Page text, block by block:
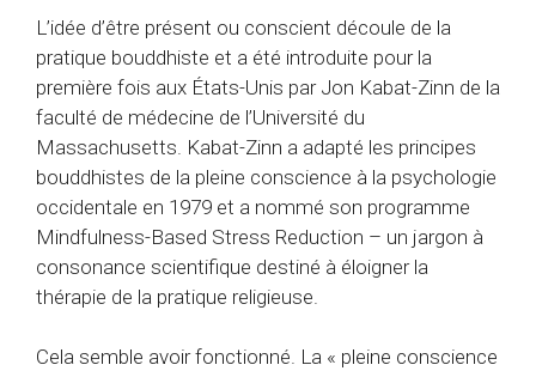
L’idée d’être présent ou conscient découle de la
pratique bouddhiste et a été introduite pour la
première fois aux États-Unis par Jon Kabat-Zinn de la
faculté de médecine de l’Université du
Massachusetts. Kabat-Zinn a adapté les principes
bouddhistes de la pleine conscience à la psychologie
occidentale en 1979 et a nommé son programme
Mindfulness-Based Stress Reduction – un jargon à
consonance scientifique destiné à éloigner la
thérapie de la pratique religieuse.
Cela semble avoir fonctionné. La « pleine conscience